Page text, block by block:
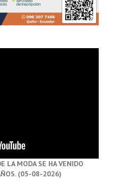
LA MODA SE HA VENIDO
(05-08-2026)